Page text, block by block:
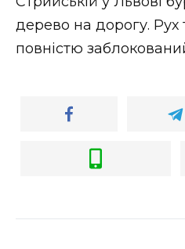
НОВИНИ
дерево на дорогу. Рух
повністю